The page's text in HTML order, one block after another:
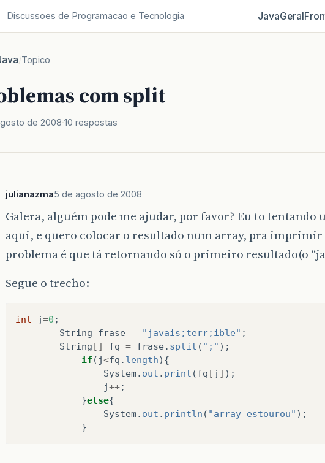
Discussoes de Programacao e Tecnologia JavaGeral
/Topico
com split
de 2008 10 respostas
julianazma5 de agosto de 2008
Galera, alguém pode me ajudar, por favor? Eu to tentando
aqui, e quero colocar o resultado num array, pra imprimir
problema é que tá retornando só o primeiro resultado(o
Segue o trecho:
int j=0 ;
String
frase = "javais;terr;ible" ;
String [] fq = frase. split ( ";" );
if ( j<fq . length){
System. out . print (fq [ j ] );
j++;
}else{
System. out . println ( "array estourou" );
}